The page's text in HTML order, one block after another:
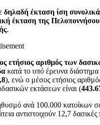
έκταση ίση
έκταση της
.
ετήσιος αριθμός των
κατά το υπό έρευνα διάστημα
), ενώ ο μέσος ετήσιος
εκτάσεων είναι (
ανά 100.000 κατοίκων
αντιστοιχούν 12,7 δασικές